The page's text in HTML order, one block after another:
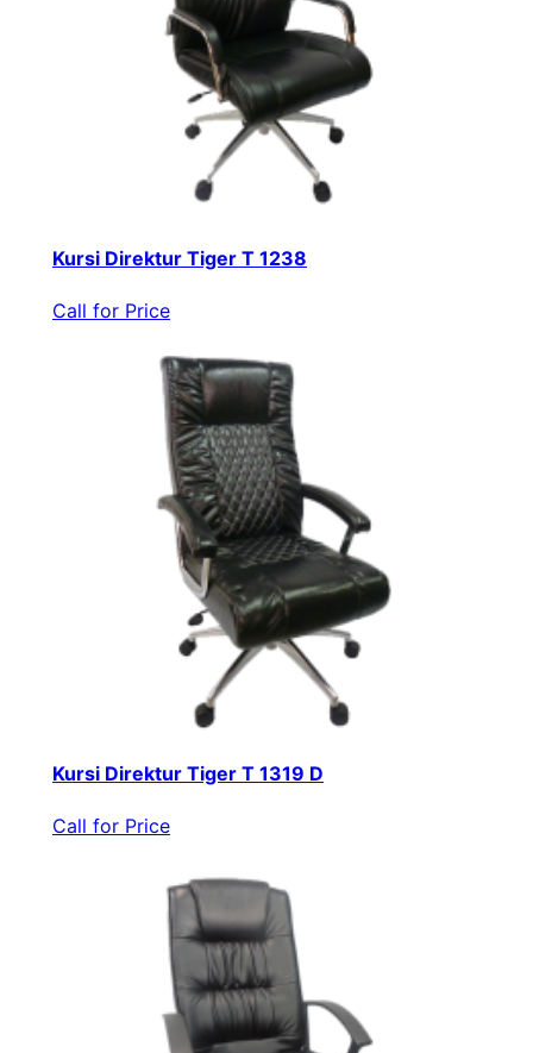
Kursi Direktur Tiger T 1238
Call for Price
Kursi Direktur Tiger T 1319 D
Call for Price